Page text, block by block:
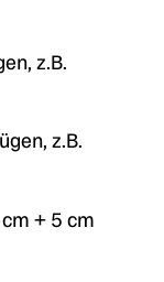
z.B.
z.B.
+ 5 cm